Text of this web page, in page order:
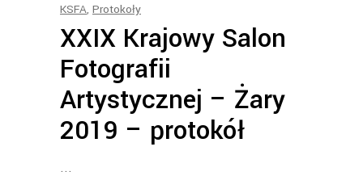
KSFA, Protokoły
XXIX Krajowy Salon
Fotografii
Artystycznej – Żary
2019 – protokół